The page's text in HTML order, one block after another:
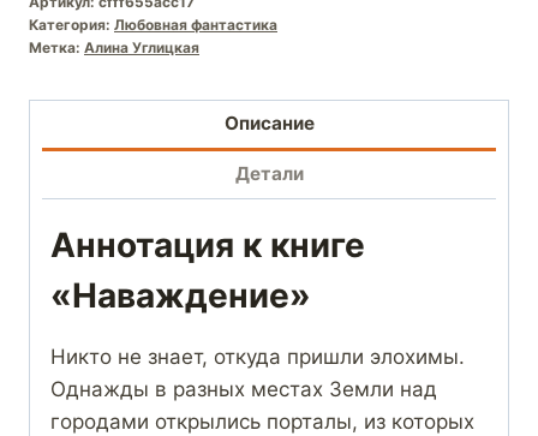
Категория: Любовная фантастика
Метка: Алина Углицкая
Описание
Детали
Аннотация к книге
«Наваждение»
Никто не знает, откуда пришли элохимы.
Однажды в разных местах Земли над
городами открылись порталы, из которых